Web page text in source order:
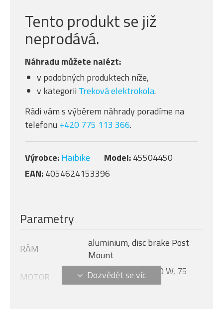
Tento produkt se již
neprodává.
Náhradu můžete nalézt:
v podobných produktech níže,
v kategorii Treková elektrokola.
Rádi vám s výběrem náhrady poradíme na
telefonu +420 775 113 366.
Výrobce:Haibike Model:45504450
EAN:4054624153396
Parametry
RÁM
aluminium, disc brake Post
Mount
MOTOR
Yamaha PW-S2 250 W, 75
Nm, 25 km/h